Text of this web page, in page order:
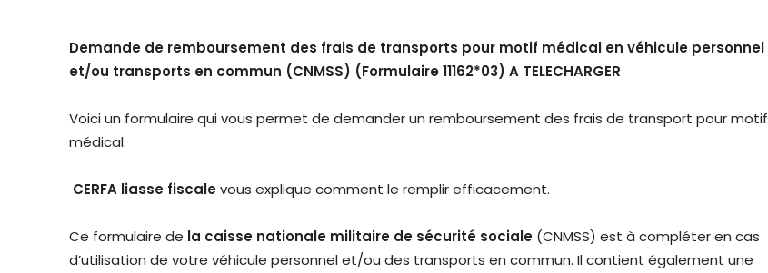
Demande de remboursement des frais de transports pour motif médical en véhicule personnel
et/ou transports en commun (CNMSS) (Formulaire 11162*03) A TELECHARGER
Voici un formulaire qui vous permet de demander un remboursement des frais de transport pour motif
médical.
CERFA liasse fiscalevous explique comment le remplir efficacement.
Ce formulaire de la caisse nationale militaire de sécurité sociale (CNMSS) est à compléter en cas
d’utilisation de votre véhicule personnel et/ou des transports en commun. Il contient également une